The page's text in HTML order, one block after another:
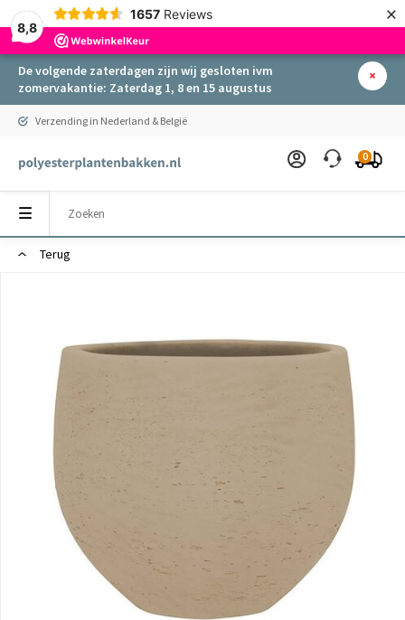
8,8
1657 Reviews ×
De volgende zaterdagen zijn wij gesloten ivm
zomervakantie: Zaterdag 1, 8 en 15 augustus
Verzending in Nederland & België
0
Terug